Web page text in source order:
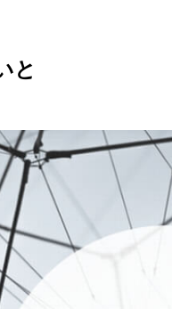
と